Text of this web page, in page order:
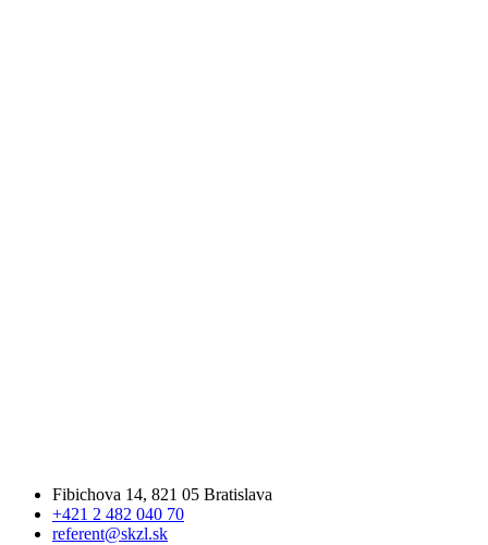
Fibichova 14, 821 05 Bratislava
+421 2 482 040 70
referent@skzl.sk